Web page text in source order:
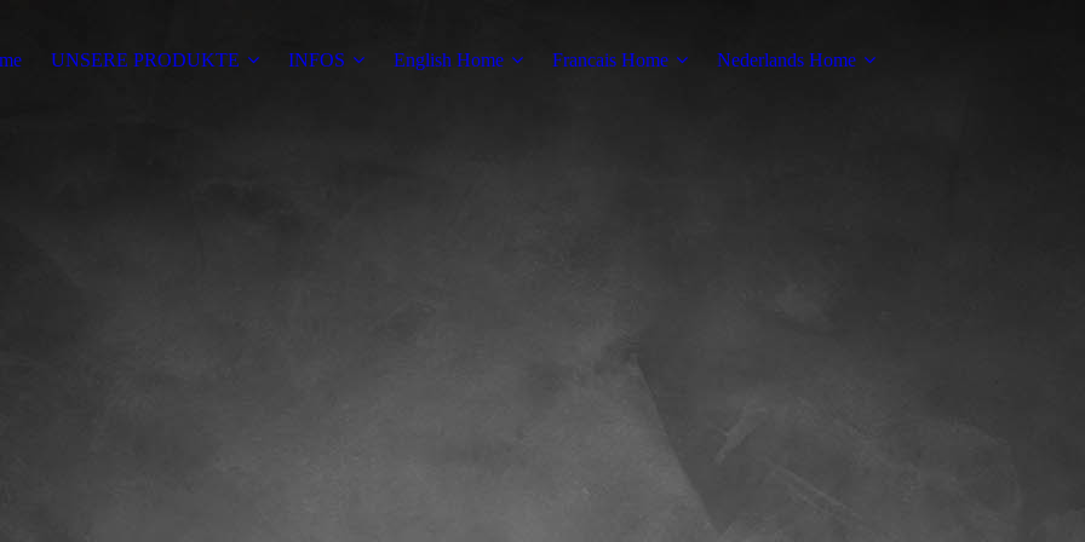
UNSERE PRODUKTE INFOS English Home Francais Home Nederlands Home